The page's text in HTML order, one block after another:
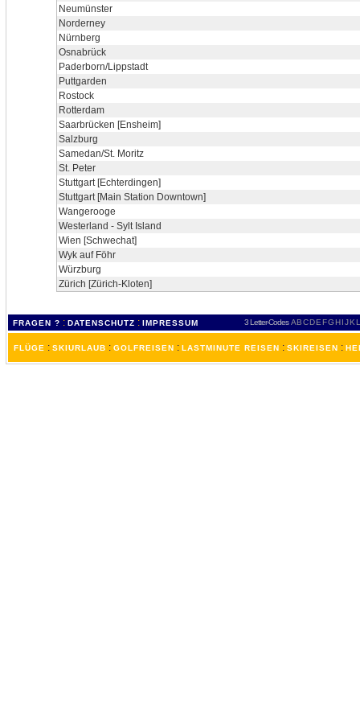
Neumünster
Norderney
Nürnberg
Osnabrück
Paderborn/Lippstadt
Puttgarden
Rostock
Rotterdam
Saarbrücken [Ensheim]
Salzburg
Samedan/St. Moritz
St. Peter
Stuttgart [Echterdingen]
Stuttgart [Main Station Downtown]
Wangerooge
Westerland - Sylt Island
Wien [Schwechat]
Wyk auf Föhr
Würzburg
Zürich [Zürich-Kloten]
FRAGEN ? : DATENSCHUTZ : IMPRESSUM 3 Letter-Codes ABCDEFGH IJKL
FLÜGE : SKIURLAUB : GOLFREISEN : LASTMINUTE REISEN : SKIREISEN :